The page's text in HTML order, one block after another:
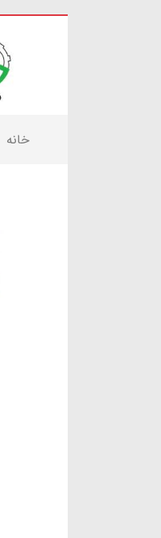
خانه